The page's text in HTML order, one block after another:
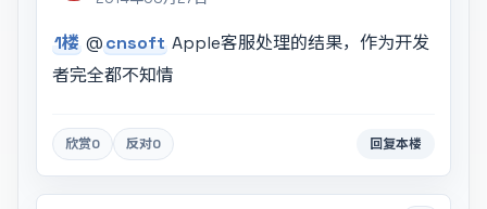
1楼 @cnsoft Apple客服处理的结果，作为开发
者完全都不知情
欣赏0 反对0 回复本楼